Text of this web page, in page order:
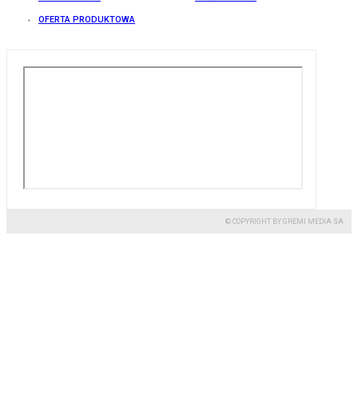
OFERTA PRODUKTOWA
© COPYRIGHT BY GREMI MEDIA SA